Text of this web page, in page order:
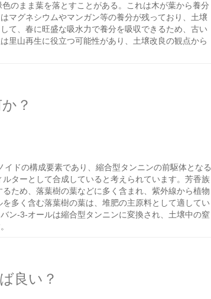
のまま葉を落とすことがある。これは木が葉から養分
マグネシウムやマンガン等の養分が残っており、土壌
て、春に旺盛な吸水力で養分を吸収できるため、古い
里山再生に役立つ可能性があり、土壌改良の観点から
？
ドの構成要素であり、縮合型タンニンの前駆体となる
ターとして合成していると考えられています。芳香族
ため、落葉樹の葉などに多く含まれ、紫外線から植物
多く含む落葉樹の葉は、堆肥の主原料として適してい
ン-3-オールは縮合型タンニンに変換され、土壌中の窒
良い？